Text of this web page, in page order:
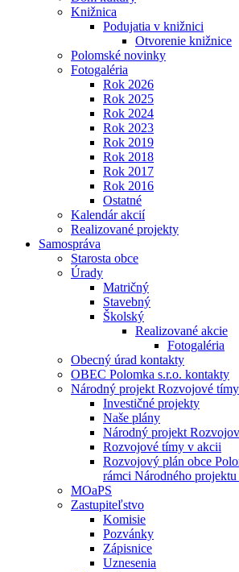
Knižnica
Podujatia v knižnici
Otvorenie knižnice
Polomské novinky
Fotogaléria
Rok 2026
Rok 2025
Rok 2024
Rok 2023
Rok 2019
Rok 2018
Rok 2017
Rok 2016
Ostatné
Kalendár akcií
Realizované projekty
Samospráva
Starosta obce
Úrady
Matričný
Stavebný
Školský
Realizované akcie
Fotogaléria
Obecný úrad kontakty
OBEC Polomka s.r.o. kontakty
Národný projekt Rozvojové
Investičné projekty
Naše plány
Národný projekt
Rozvojové tímy v akcii
Rozvojový plán obce
rámci Národného
MOaPS
Zastupiteľstvo
Komisie
Pozvánky
Zápisnice
Uznesenia